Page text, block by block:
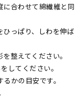
に合わせて綿繊維と同
ひっぱり、しわを伸ば
整えてください。
してください。
かの目安です。